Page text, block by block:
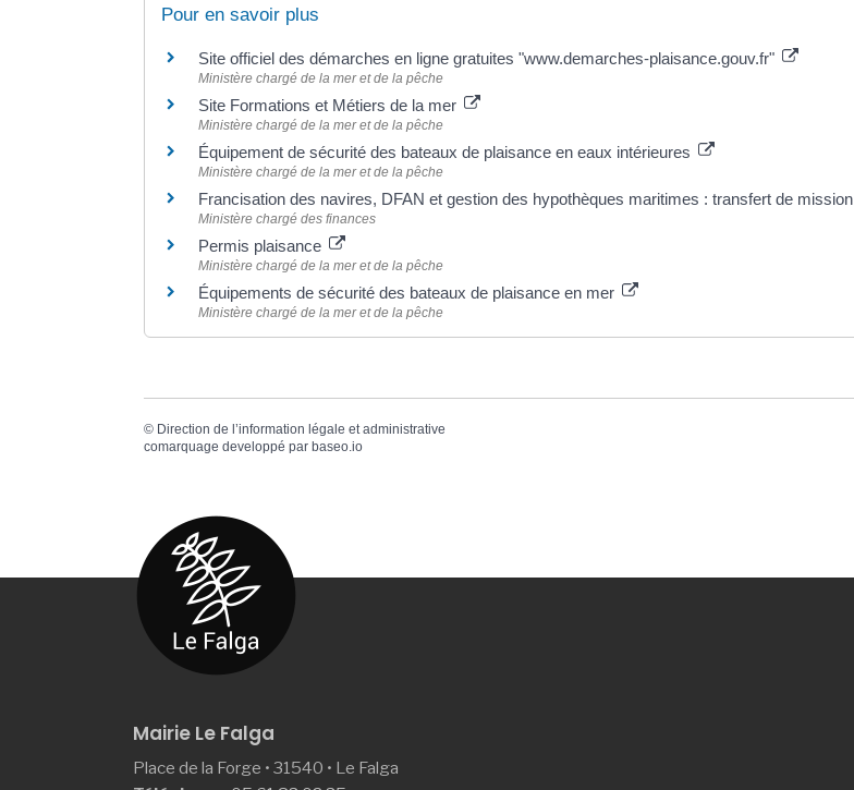
Pour en savoir plus
Site officiel des démarches en ligne gratuites "www.demarches-plaisance.gouv.fr"
Ministère chargé de la mer et de la pêche
Site Formations et Métiers de la mer
Ministère chargé de la mer et de la pêche
Équipement de sécurité des bateaux de plaisance en eaux intérieures
Ministère chargé de la mer et de la pêche
Francisation des navires, DFAN et gestion des hypothèques maritimes : transfert de mission
Ministère chargé des finances
Permis plaisance
Ministère chargé de la mer et de la pêche
Équipements de sécurité des bateaux de plaisance en mer
Ministère chargé de la mer et de la pêche
© Direction de l’information légale et administrative
comarquage developpé par baseo.io
Mairie Le Falga
Place de la Forge • 31540 • Le Falga